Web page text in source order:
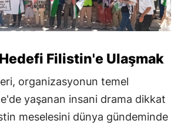
Filistin'e Ulaşmak
organizasyonun temel
yaşanan insani drama dikkat
meselesini dünya gündeminde